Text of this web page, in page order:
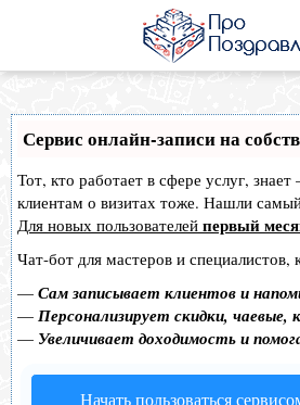
Сервис онлайн-записи на
Тот, кто работает в сфере услуг,
клиентам о визитах тоже. Нашли
Для новых пользователей первый
Чат-бот для мастеров и
— Сам записывает клиентов и
— Персонализирует скидки, чаевые,
— Увеличивает доходимость и
Начать пользоваться